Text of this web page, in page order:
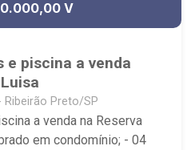
V
e piscina a venda
Ribeirão Preto/SP
a venda na Reserva
em condomínio; - 04